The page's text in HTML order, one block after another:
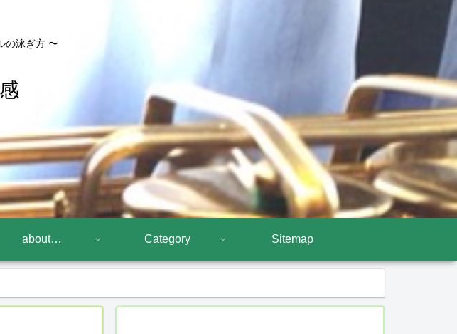
の泳ぎ方 〜
about… Category Sitemap